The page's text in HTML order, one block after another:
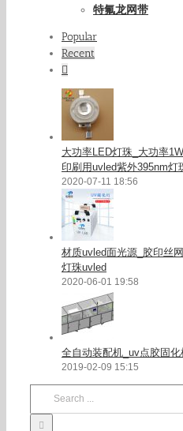
特氟龙网带
Popular
Recent
大功率LED灯珠_大功率
印刷用uvled紫外395nm灯
2020-07-11 18:56
材质uvled面光源_胶印丝
灯珠uvled
2020-06-01 19:58
全自动装配机_uv点胶固
2019-02-09 15:15